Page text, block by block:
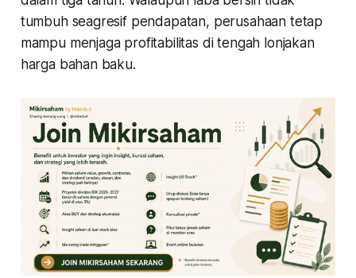
tumbuh seagresif pendapatan, perusahaan tetap
mampu menjaga profitabilitas di tengah lonjakan
harga bahan baku.